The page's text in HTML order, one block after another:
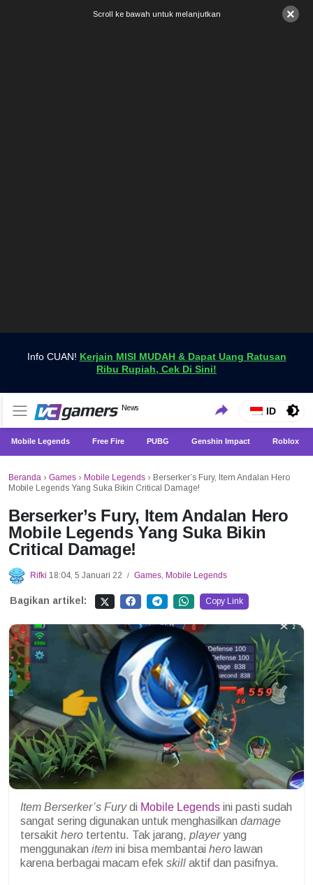
×
Scroll ke bawah untuk melanjutkan
Info CUAN! Kerjain MISI MUDAH & Dapat Uang Ratusan
Ribu Rupiah, Cek Di Sini!
VCGamers News
News
Dapatkan Berita Games Terbaru Hanya di VCGamers
ID
Mobile Legends Free Fire PUBG Genshin Impact Roblox
Beranda › Games › Mobile Legends › Berserker’s Fury, Item Andalan Hero
Mobile Legends Yang Suka Bikin Critical Damage!
Berserker’s Fury, Item Andalan Hero
Mobile Legends Yang Suka Bikin
Critical Damage!
Rifki 18:04, 5 Januari 22 / Games, Mobile Legends
Bagikan artikel: Copy Link
Item Berserker’s Furydi Mobile Legends ini pasti sudah
sangat sering digunakan untuk menghasilkan damage
tersakit hero tertentu. Tak jarang, playeryang
menggunakan item ini bisa membantai hero lawan
karena berbagai macam efek skill aktif dan pasifnya.